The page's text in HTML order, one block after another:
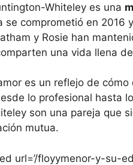
Whiteley es una
se comprometió en 2016
y Rosie han
una vida llena de
es un reflejo de
lo profesional hasta
son una pareja que
mutua.
url=’/floyymenor-y-